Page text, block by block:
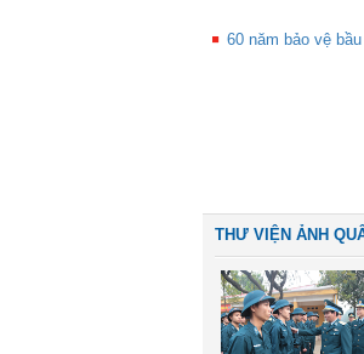
60 năm bảo vệ
THƯ VIỆN ẢNH